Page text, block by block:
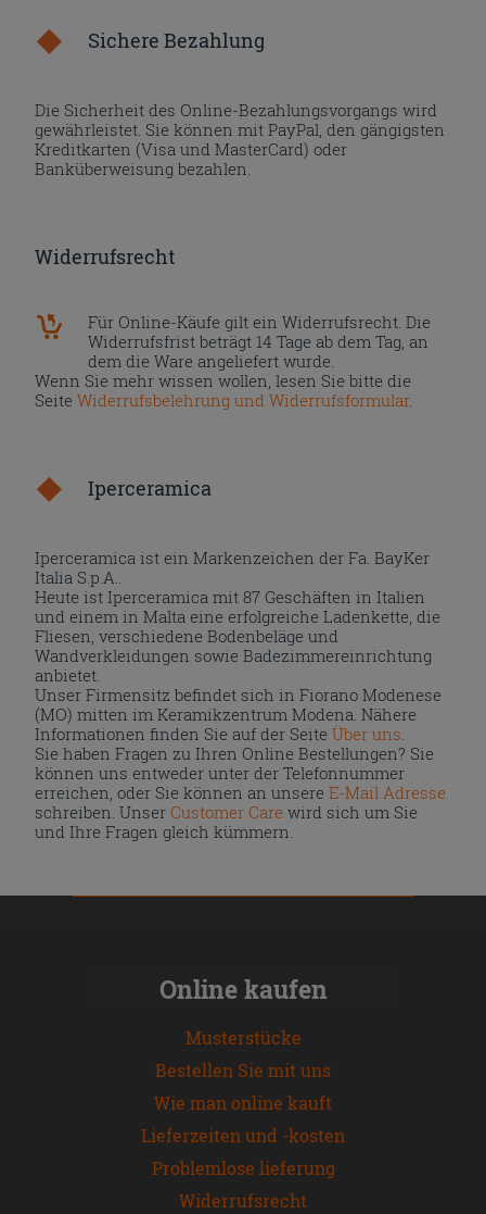
Sichere Bezahlung
Die Sicherheit des Online-Bezahlungsvorgangs wird
gewährleistet. Sie können mit PayPal, den gängigsten
Kreditkarten (Visa und MasterCard) oder
Banküberweisung bezahlen.
Widerrufsrecht
Für Online-Käufe gilt ein Widerrufsrecht. Die
Widerrufsfrist beträgt 14 Tage ab dem Tag, an
dem die Ware angeliefert wurde.
Wenn Sie mehr wissen wollen, lesen Sie bitte die
SeiteWiderrufsbelehrung und Widerrufsformular.
Iperceramica
Iperceramica ist ein Markenzeichen der Fa. BayKer
Italia S.p.A..
Heute ist Iperceramica mit 87 Geschäften in Italien
und einem in Malta eine erfolgreiche Ladenkette, die
Fliesen, verschiedene Bodenbeläge und
Wandverkleidungen sowie Badezimmereinrichtung
anbietet.
Unser Firmensitz befindet sich in Fiorano Modenese
(MO) mitten im Keramikzentrum Modena. Nähere
Informationen finden Sie auf der Seite Über uns.
Sie haben Fragen zu Ihren Online Bestellungen? Sie
können uns entweder unter der Telefonnummer
erreichen, oder Sie können an unsereE-Mail Adresse
schreiben. UnserCustomer Care wird sich um Sie
und Ihre Fragen gleich kümmern.
Online kaufen
Musterstücke
Bestellen Sie mit uns
Wie man online kauft
Lieferzeiten und -kosten
Problemlose lieferung
Widerrufsrecht